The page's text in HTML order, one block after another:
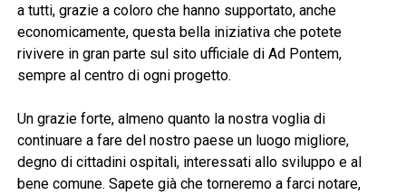
a tutti, grazie a coloro che hanno supportato, anche
economicamente, questa bella iniziativa che potete
rivivere in gran parte sul sito ufficiale di Ad Pontem,
sempre al centro di ogni progetto.
Un grazie forte, almeno quanto la nostra voglia di
continuare a fare del nostro paese un luogo migliore,
degno di cittadini ospitali, interessati allo sviluppo e al
bene comune. Sapete già che torneremo a farci notare,